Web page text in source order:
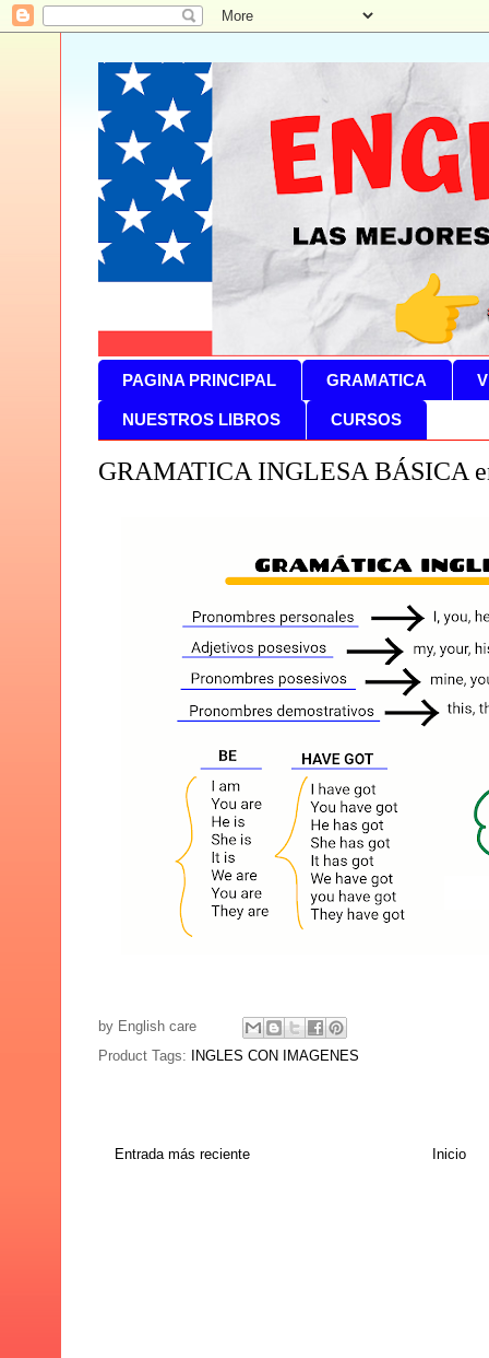
PAGINA PRINCIPAL GRAMATICA
NUESTROS LIBROS CURSOS
GRAMATICA INGLESA BÁSICA
by English care
Product Tags: INGLES CON IMAGENES
Entrada más reciente Inicio